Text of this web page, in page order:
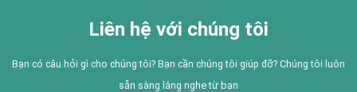
Liên hệ với chúng tôi
Bạn có câu hỏi gì cho chúng tôi? Bạn cần chúng tôi giúp đỡ? Chúng tôi luôn
sẵn sàng lắng nghe từ bạn